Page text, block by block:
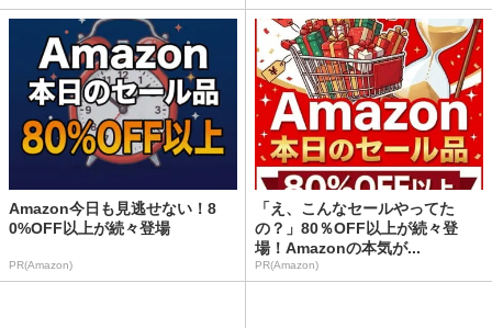
Amazon今日も見逃せない！8
0%OFF以上が続々登場
PR(Amazon)
「え、こんなセールやってた
の？」80％OFF以上が続々登
場！Amazonの本気が...
PR(Amazon)